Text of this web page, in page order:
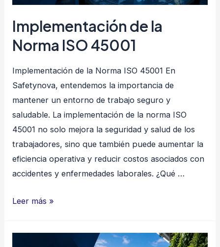
Implementación de la
Norma ISO 45001
Implementación de la Norma ISO 45001 En
Safetynova, entendemos la importancia de
mantener un entorno de trabajo seguro y
saludable. La implementación de la norma ISO
45001 no solo mejora la seguridad y salud de los
trabajadores, sino que también puede aumentar la
eficiencia operativa y reducir costos asociados con
accidentes y enfermedades laborales. ¿Qué …
Implementación
Leer más »